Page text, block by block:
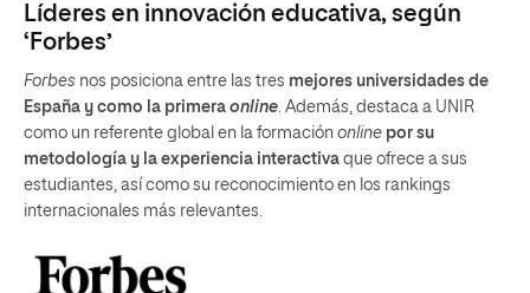
Líderes en innovación educativa, según
‘Forbes’
Forbes nos posiciona entre las tres mejores universidades de
España y como la primera online. Además, destaca a UNIR
como un referente global en la formación online por su
metodología y la experiencia interactiva que ofrece a sus
estudiantes, así como su reconocimiento en los rankings
internacionales más relevantes.